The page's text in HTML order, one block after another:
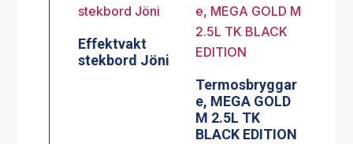
Effektvakt
stekbord Jöni
Termosbryggar
e, MEGA GOLD
M 2.5L TK
BLACK EDITION